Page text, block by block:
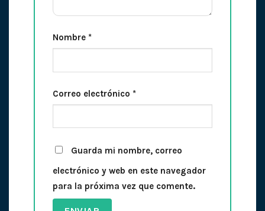
Nombre *
Correo electrónico *
Guarda mi nombre, correo
electrónico y web en este navegador
para la próxima vez que comente.